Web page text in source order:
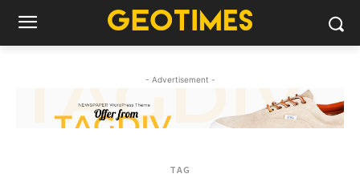
- Advertisement -
TAG